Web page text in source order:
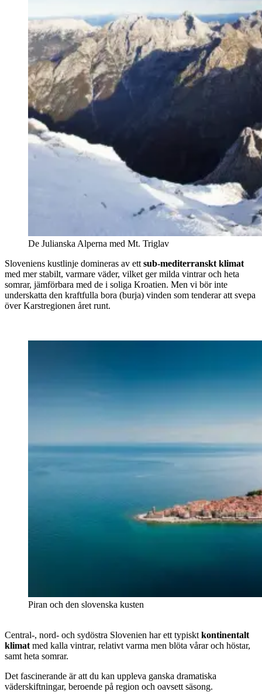
De Julianska Alperna med Mt. Triglav
Sloveniens kustlinje domineras av ettsub-mediterranskt klimat
med mer stabilt, varmare väder, vilket ger milda vintrar och heta
somrar, jämförbara med de i soliga Kroatien. Men vi bör inte
underskatta den kraftfulla bora (burja) vinden som tenderar att svepa
över Karstregionen året runt.
Piran och den slovenska kusten
Central-, nord- och sydöstra Slovenien har ett typisktkontinentalt
klimatmed kalla vintrar, relativt varma men blöta vårar och höstar,
samt heta somrar.
Det fascinerande är att du kan uppleva ganska dramatiska
väderskiftningar, beroende på region och oavsett säsong.